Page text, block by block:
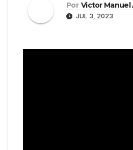
Por Victor Manuel
JUL 3, 2023